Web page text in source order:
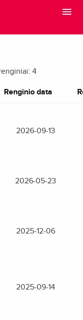
4
Renginio data
2026-09-13
2026-05-23
2025-12-06
2025-09-14